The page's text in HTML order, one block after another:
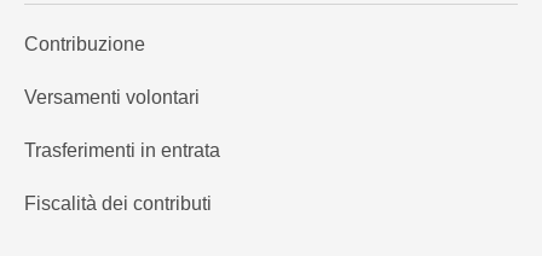
Contribuzione
Versamenti volontari
Trasferimenti in entrata
Fiscalità dei contributi